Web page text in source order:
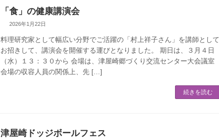
「食」の健康講演会
2026年1月22日
料理研究家として幅広い分野でご活躍の「村上祥子さん」を講師として
お招きして、講演会を開催する運びとなりました。 期日は、３月４日
（水）１３：３０から 会場は、津屋崎郷づくり交流センター大会議室
会場の収容人員の関係上、先 […]
続きを読む
津屋崎ドッジボールフェス